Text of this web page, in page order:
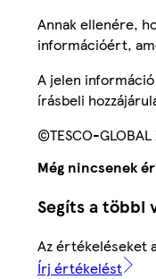
Annak ellenére,
információért,
A jelen
írásbeli
©TESCO-
Még nincsenek
Segíts a többi
Az értékeléseket
Írj értékelést